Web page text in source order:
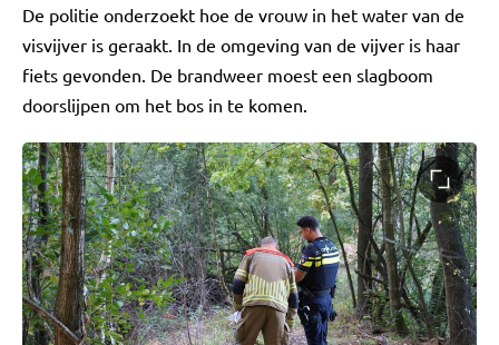
De politie onderzoekt hoe de vrouw in het water van de
visvijver is geraakt. In de omgeving van de vijver is haar
fiets gevonden. De brandweer moest een slagboom
doorslijpen om het bos in te komen.